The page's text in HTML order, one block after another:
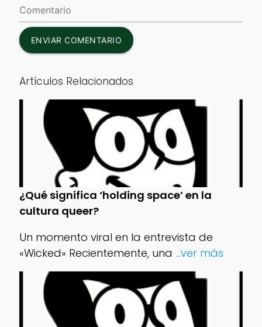
ENVIAR COMENTARIO
Artículos Relacionados
¿Qué significa ‘holding space’ en la
cultura queer?
Un momento viral en la entrevista de
«Wicked» Recientemente, una ...ver más